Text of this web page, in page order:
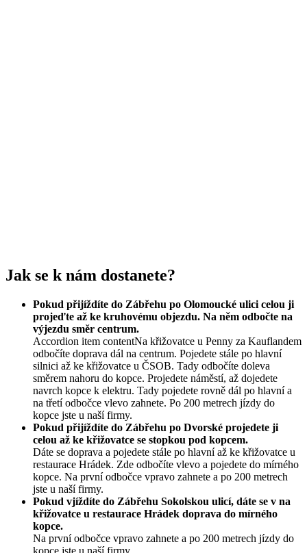
Jak se k nám dostanete?
Pokud přijíždíte do Zábřehu po Olomoucké ulici celou ji
projeďte až ke kruhovému objezdu. Na něm odbočte na
výjezdu směr centrum.
Accordion item contentNa křižovatce u Penny za Kauflandem
odbočíte doprava dál na centrum. Pojedete stále po hlavní
silnici až ke křižovatce u ČSOB. Tady odbočíte doleva
směrem nahoru do kopce. Projedete náměstí, až dojedete
navrch kopce k elektru. Tady pojedete rovně dál po hlavní a
na třetí odbočce vlevo zahnete. Po 200 metrech jízdy do
kopce jste u naší firmy.
Pokud přijíždíte do Zábřehu po Dvorské projedete ji
celou až ke křižovatce se stopkou pod kopcem.
Dáte se doprava a pojedete stále po hlavní až ke křižovatce u
restaurace Hrádek. Zde odbočíte vlevo a pojedete do mírného
kopce. Na první odbočce vpravo zahnete a po 200 metrech
jste u naší firmy.
Pokud vjíždíte do Zábřehu Sokolskou ulicí, dáte se v na
křižovatce u restaurace Hrádek doprava do mírného
kopce.
Na první odbočce vpravo zahnete a po 200 metrech jízdy do
kopce jste u naší firmy.